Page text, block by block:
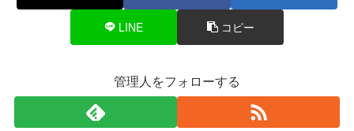
LINE コピー
管理人をフォローする